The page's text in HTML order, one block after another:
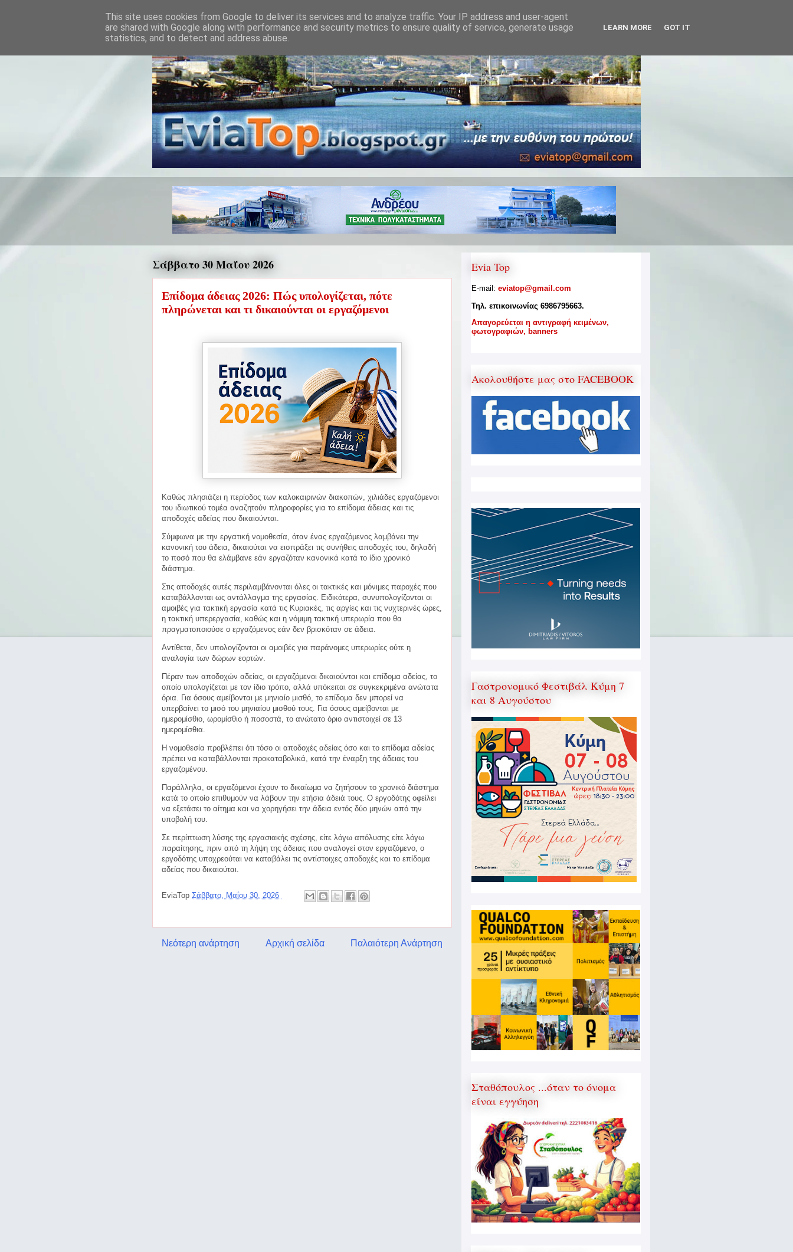
Σάββατο 30 Μαΐου 2026
Επίδομα άδειας 2026: Πώς υπολογίζεται, πότε
πληρώνεται και τι δικαιούνται οι εργαζόμενοι
Καθώς πλησιάζει η περίοδος των καλοκαιρινών διακοπών, χιλιάδες εργαζόμενοι
του ιδιωτικού τομέα αναζητούν πληροφορίες για το επίδομα άδειας και τις
αποδοχές αδείας που δικαιούνται.
Σύμφωνα με την εργατική νομοθεσία, όταν ένας εργαζόμενος λαμβάνει την
κανονική του άδεια, δικαιούται να εισπράξει τις συνήθεις αποδοχές του, δηλαδή
το ποσό που θα ελάμβανε εάν εργαζόταν κανονικά κατά το ίδιο χρονικό
διάστημα.
Στις αποδοχές αυτές περιλαμβάνονται όλες οι τακτικές και μόνιμες παροχές που
καταβάλλονται ως αντάλλαγμα της εργασίας. Ειδικότερα, συνυπολογίζονται οι
αμοιβές για τακτική εργασία κατά τις Κυριακές, τις αργίες και τις νυχτερινές ώρες,
η τακτική υπερεργασία, καθώς και η νόμιμη τακτική υπερωρία που θα
πραγματοποιούσε ο εργαζόμενος εάν δεν βρισκόταν σε άδεια.
Αντίθετα, δεν υπολογίζονται οι αμοιβές για παράνομες υπερωρίες ούτε η
αναλογία των δώρων εορτών.
Πέραν των αποδοχών αδείας, οι εργαζόμενοι δικαιούνται και επίδομα αδείας, το
οποίο υπολογίζεται με τον ίδιο τρόπο, αλλά υπόκειται σε συγκεκριμένα ανώτατα
όρια. Για όσους αμείβονται με μηνιαίο μισθό, το επίδομα δεν μπορεί να
υπερβαίνει το μισό του μηνιαίου μισθού τους. Για όσους αμείβονται με
ημερομίσθιο, ωρομίσθιο ή ποσοστά, το ανώτατο όριο αντιστοιχεί σε 13
ημερομίσθια.
Η νομοθεσία προβλέπει ότι τόσο οι αποδοχές αδείας όσο και το επίδομα αδείας
πρέπει να καταβάλλονται προκαταβολικά, κατά την έναρξη της άδειας του
εργαζομένου.
Παράλληλα, οι εργαζόμενοι έχουν το δικαίωμα να ζητήσουν το χρονικό διάστημα
κατά το οποίο επιθυμούν να λάβουν την ετήσια άδειά τους. Ο εργοδότης οφείλει
να εξετάσει το αίτημα και να χορηγήσει την άδεια εντός δύο μηνών από την
υποβολή του.
Σε περίπτωση λύσης της εργασιακής σχέσης, είτε λόγω απόλυσης είτε λόγω
παραίτησης, πριν από τη λήψη της άδειας που αναλογεί στον εργαζόμενο, ο
εργοδότης υποχρεούται να καταβάλει τις αντίστοιχες αποδοχές και το επίδομα
αδείας που δικαιούται.
EviaTop Σάββατο, Μαΐου 30, 2026
Νεότερη ανάρτηση Παλαιότερη Ανάρτηση
Αρχική σελίδα
Evia Top
E-mail: eviatop@gmail.com
Τηλ. επικοινωνίας 6986795663.
Aπαγορεύεται η αντιγραφή κειμένων,
φωτογραφιών, banners
Ακολουθήστε μας στο FACEBOOK
Γαστρονομικό Φεστιβάλ Κύμη 7
και 8 Αυγούστου
Σταθόπουλος ...όταν το όνομα
είναι εγγύηση
This site uses cookies from Google to deliver its services and to analyze traffic. Your IP address and user-agent
are shared with Google along with performance and security metrics to ensure quality of service, generate usage
statistics, and to detect and address abuse.
LEARN MORE GOT IT